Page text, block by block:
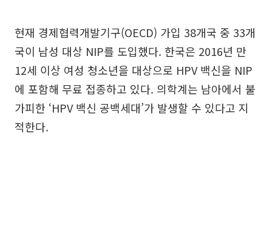
현재 경제협력개발기구(OECD) 가입 38개국 중 33개
국이 남성 대상 NIP를 도입했다. 한국은 2016년 만
12세 이상 여성 청소년을 대상으로 HPV 백신을 NIP
에 포함해 무료 접종하고 있다. 의학계는 남아에서 불
가피한 ‘HPV 백신 공백세대’가 발생할 수 있다고 지
적한다.